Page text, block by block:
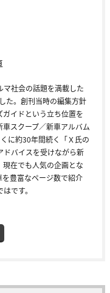
マ社会の話題を満載した
た。創刊当時の編集方針
イドという立ち位置を
スクープ／新車アルバム
に約30年間続く「Ｘ氏の
ドバイスを受けながら新
在でも人気の企画とな
豊富なページ数で紹介
です。